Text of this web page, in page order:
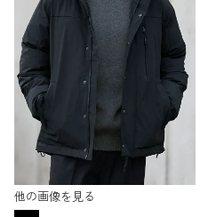
他の画像を見る